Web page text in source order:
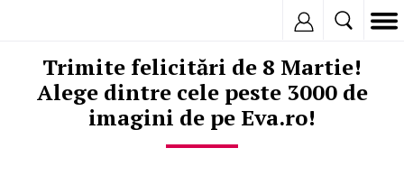
Trimite felicitări de 8 Martie!
Alege dintre cele peste 3000 de
imagini de pe Eva.ro!